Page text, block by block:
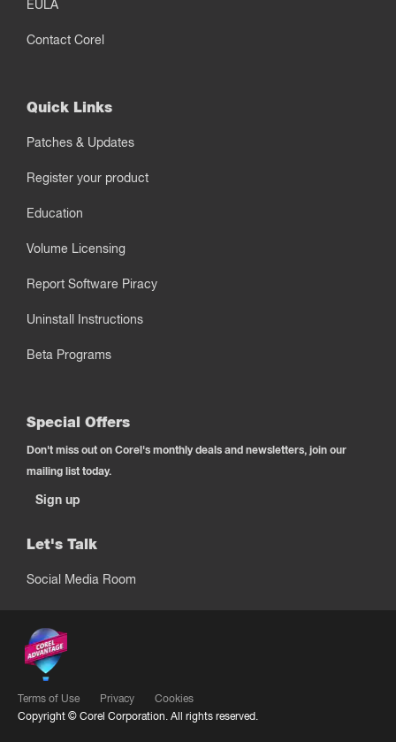
EULA
Contact Corel
Quick Links
Patches & Updates
Register your product
Education
Volume Licensing
Report Software Piracy
Uninstall Instructions
Beta Programs
Special Offers
Don't miss out on Corel's monthly deals and newsletters, join our
mailing list today.
Sign up
Let's Talk
Social Media Room
Terms of Use Privacy
Cookies
Copyright © Corel Corporation. All rights reserved.